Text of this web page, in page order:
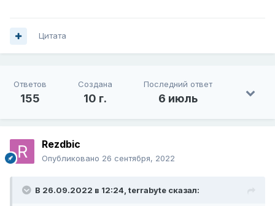
Цитата
Ответов
155
Создана
10 г.
Последний ответ
6 июль
Rezdbic
Опубликовано 26 сентября, 2022
В 26.09.2022 в 12:24, terrabyte сказал: